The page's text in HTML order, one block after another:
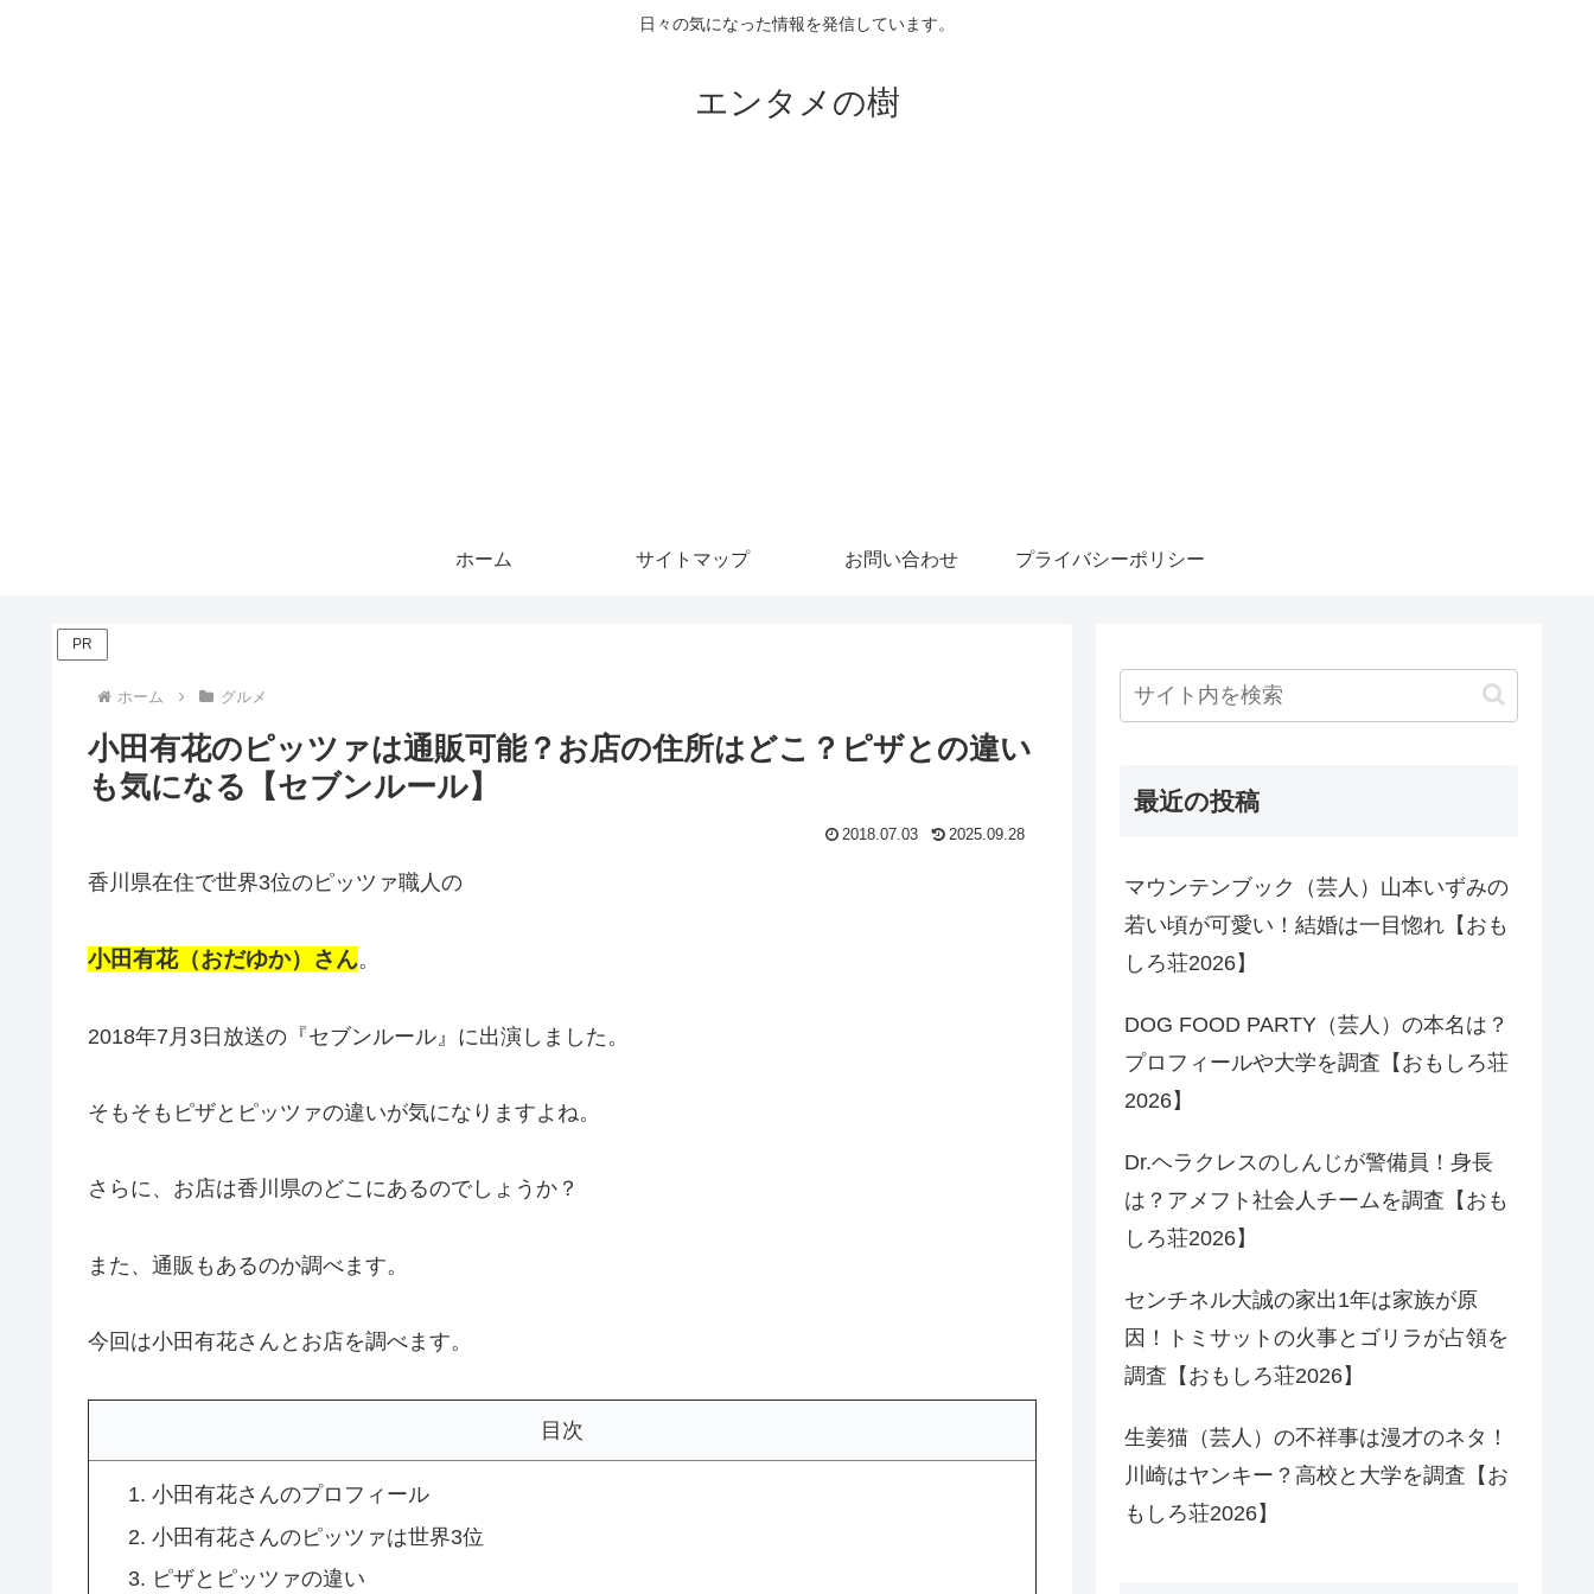
日々の気になった情報を発信しています。
エンタメの樹
ホーム サイトマップ お問い合わせ プライバシーポリシー
PR
ホーム グルメ
小田有花のピッツァは通販可能？お店の住所はどこ？ピザとの違い
も気になる【セブンルール】
2018.07.03 2025.09.28
香川県在住で世界3位のピッツァ職人の
小田有花（おだゆか）さん。
2018年7月3日放送の『セブンルール』に出演しました。
そもそもピザとピッツァの違いが気になりますよね。
さらに、お店は香川県のどこにあるのでしょうか？
また、通販もあるのか調べます。
今回は小田有花さんとお店を調べます。
目次
小田有花さんのプロフィール
小田有花さんのピッツァは世界3位
ピザとピッツァの違い
最近の投稿
マウンテンブック（芸人）山本いずみの
若い頃が可愛い！結婚は一目惚れ【おも
しろ荘2026】
DOG FOOD PARTY（芸人）の本名は？
プロフィールや大学を調査【おもしろ荘
2026】
Dr.ヘラクレスのしんじが警備員！身長
は？アメフト社会人チームを調査【おも
しろ荘2026】
センチネル大誠の家出1年は家族が原
因！トミサットの火事とゴリラが占領を
調査【おもしろ荘2026】
生姜猫（芸人）の不祥事は漫才のネタ！
川崎はヤンキー？高校と大学を調査【お
もしろ荘2026】